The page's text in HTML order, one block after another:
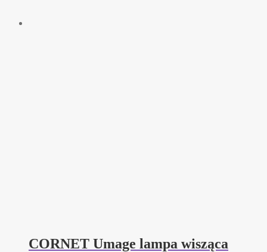
CORNET Umage lampa wisząca